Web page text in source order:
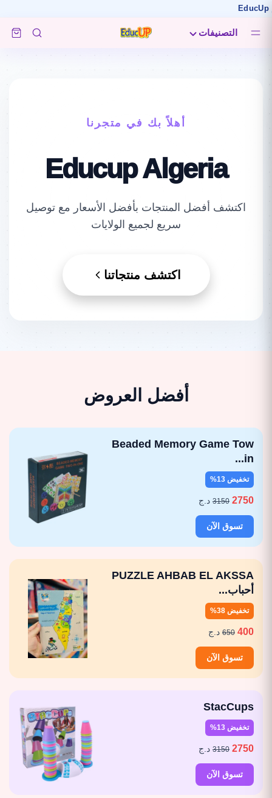
التصنيفات
أهلاً بك في متجرنا
Educup Algeria
اكتشف أفضل المنتجات بأفضل الأسعار مع توصيل
سريع لجميع الولايات
اكتشف منتجاتنا
أفضل العروض
Beaded Memory Game Tow
in...
تخفيض 13%
2750
3150 د.ج
تسوق الآن
PUZZLE AHBAB EL AKSSA
أحباب...
تخفيض 38%
400
650 د.ج
تسوق الآن
StacCups
تخفيض 13%
2750
3150 د.ج
تسوق الآن